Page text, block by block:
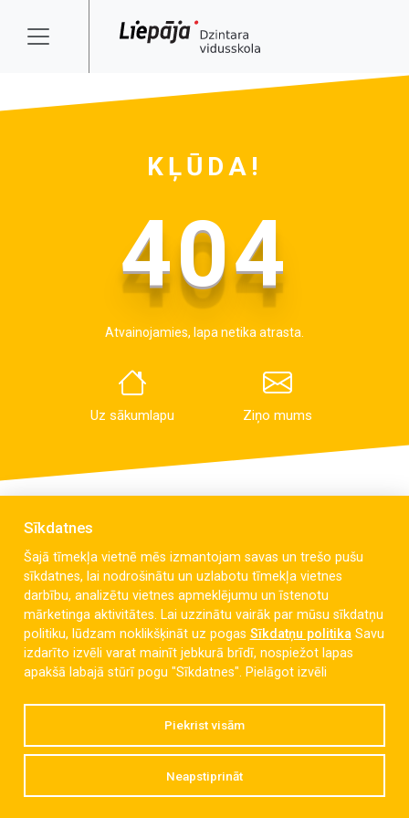
KĻŪDA!
404
Atvainojamies, lapa netika atrasta.
Uz sākumlapu Ziņo mums
Celmu iela 6, Liepāja, LV-3405
dzintaravsk@liepaja.edu.lv
+371 634 427 10
Sīkdatnes
Šajā tīmekļa vietnē mēs izmantojam savas un trešo pušu
sīkdatnes, lai nodrošinātu un uzlabotu tīmekļa vietnes
darbību, analizētu vietnes apmeklējumu un īstenotu
mārketinga aktivitātes. Lai uzzinātu vairāk par mūsu sīkdatņu
politiku, lūdzam noklikšķināt uz pogas Sīkdatņu politikaSavu
izdarīto izvēli varat mainīt jebkurā brīdī, nospiežot lapas
apakšā labajā stūrī pogu "Sīkdatnes". Pielāgot izvēli
Piekrist visām
Neapstiprināt